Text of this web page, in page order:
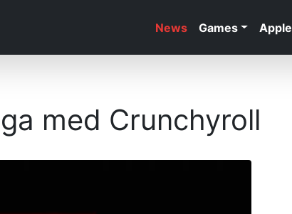
News Games Apple
med Crunchyroll